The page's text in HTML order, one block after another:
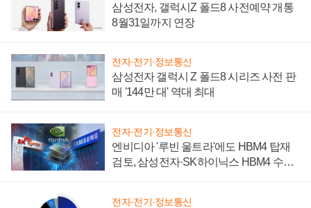
삼성전자, 갤럭시Z 폴드8 사전예약 개통
8월31일까지 연장
전자·전기·정보통신
삼성전자 갤럭시 Z 폴드8 시리즈 사전 판
매 '144만 대' 역대 최대
전자·전기·정보통신
엔비디아 '루빈 울트라'에도 HBM4 탑재
검토, 삼성전자·SK하이닉스 HBM4 수율
전자·전기·정보통신